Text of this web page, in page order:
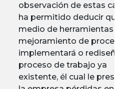
observación de estas
ha permitido deducir
medio de herramientas
mejoramiento de
implementará o
proceso de trabajo ya
existente, él cual le